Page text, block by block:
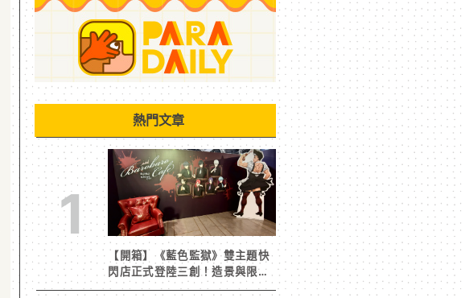
熱門文章
1
【開箱】《藍色監獄》雙主題快
閃店正式登陸三創！造景與限定
周邊搶先看